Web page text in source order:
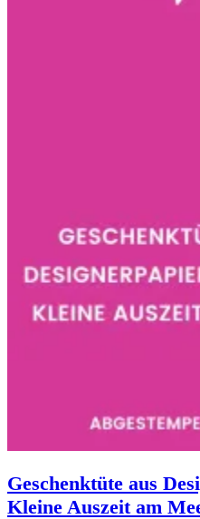
Geschenktüte aus
Kleine Auszeit am